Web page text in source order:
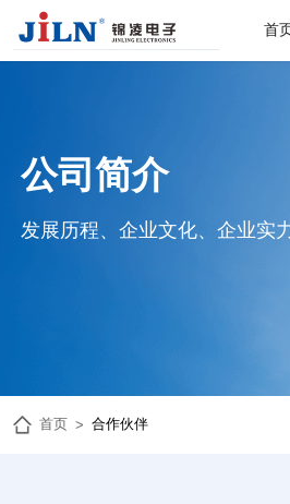
首
公司简介
发展历程、企业文化、企业实
首页 > 合作伙伴